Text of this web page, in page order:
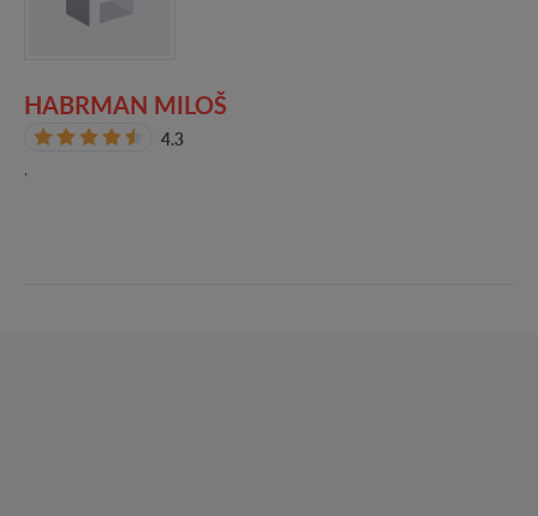
HABRMAN MILOŠ
4.3